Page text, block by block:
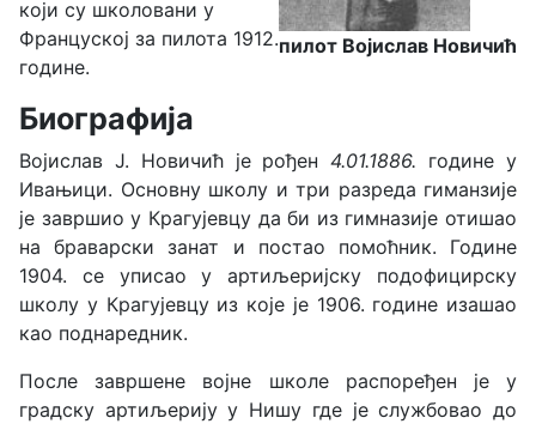
пилот Војислав Новичић
који су школовани у
Француској за пилота 1912.
године.
Биографија
Војислав Ј. Новичић је рођен4.01.1886. године у
Ивањици. Основну школу и три разреда гиманзије
је завршио у Крагујевцу да би из гимназије отишао
на браварски занат и постао помоћник. Године
1904. се уписао у артиљеријску подофицирску
школу у Крагујевцу из које је 1906. године изашао
као поднаредник.
После завршене војне школе распоређен је у
градску артиљерију у Нишу где је службовао до